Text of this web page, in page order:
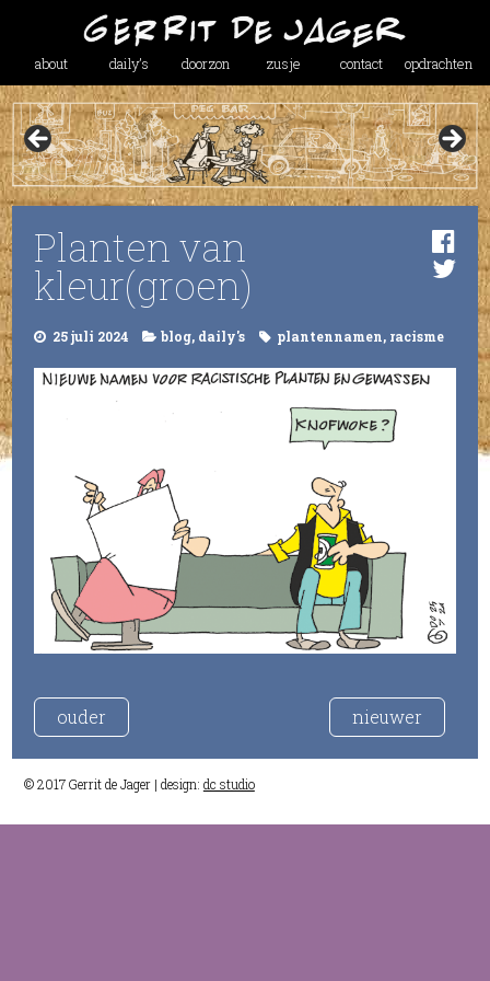
about daily’s doorzon zusje contact opdrachten
Planten van
kleur(groen)
25 juli 2024 blog, daily's plantennamen, racisme
ouder nieuwer
© 2017 Gerrit de Jager | design: dc studio